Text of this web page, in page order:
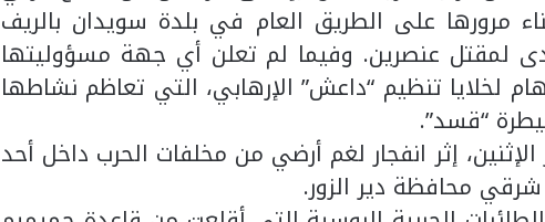
مرورها على الطريق العام في بلدة سويدان بالريف
لمقتل عنصرين. وفيما لم تعلن أي جهة مسؤوليتها
لخلايا تنظيم “داعش” الإرهابي، التي تعاظم نشاطها
“قسد”.
إثر انفجار لغم أرضي من مخلفات الحرب داخل أحد
محافظة دير الزور.